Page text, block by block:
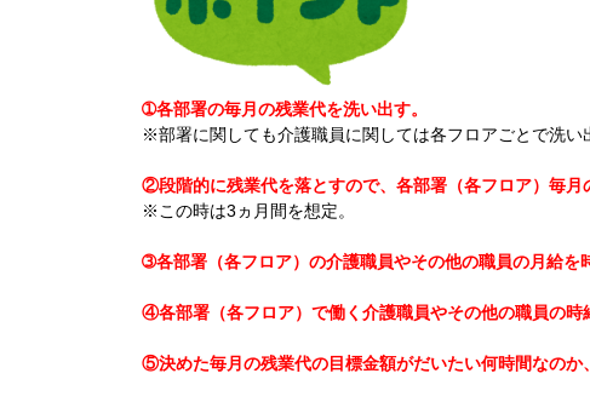
➀各部署の毎月の残業代を洗い出す。
※部署に関しても介護職員に関しては各フロアごとで洗い
②段階的に残業代を落とすので、各部署（各フロア）毎月
※この時は3ヵ月間を想定。
➂各部署（各フロア）の介護職員やその他の職員の月給を
④各部署（各フロア）で働く介護職員やその他の職員の時
⑤決めた毎月の残業代の目標金額がだいたい何時間なのか